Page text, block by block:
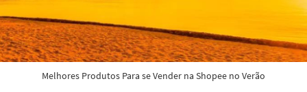
Melhores Produtos Para se Vender na Shopee no Verão